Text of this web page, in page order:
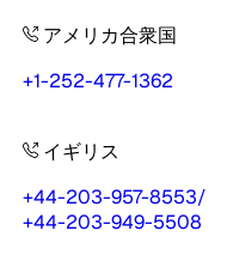
アメリカ合衆国
+1-252-477-1362
イギリス
+44-203-957-8553/
+44-203-949-5508